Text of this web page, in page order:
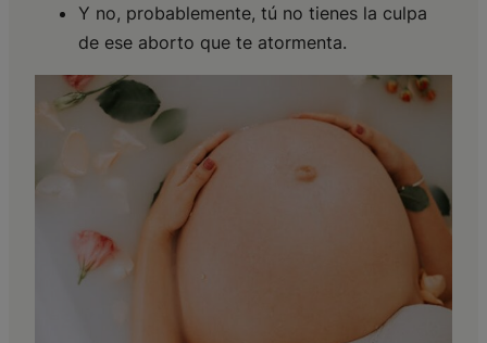
Y no, probablemente, tú no tienes la culpa
de ese aborto que te atormenta.